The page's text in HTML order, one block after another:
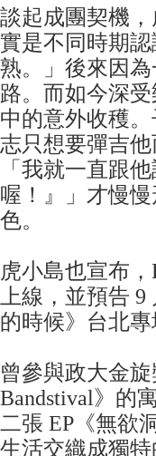
談起成團契機
實是不同時期
熟。」後來因
路。而如今深
中的意外收穫
志只想要彈吉
「我就一直跟
喔！』」才慢
色。
虎小島也宣布
上線，並預告
的時候》台北專
曾參與政大金
Bandstival》的
二張 EP《無欲
生活交織成獨